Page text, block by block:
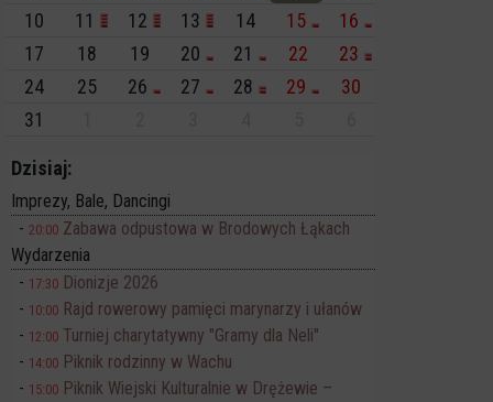
10
11 12 13 14 15
16
17
18 19 20 21 22
23
24
25 26 27 28 29
30
31
Dzisiaj:
Imprezy, Bale, Dancingi
20:00 Zabawa odpustowa w Brodowych Łąkach
Wydarzenia
17:30 Dionizje 2026
10:00 Rajd rowerowy pamięci marynarzy i ułanów
12:00 Turniej charytatywny "Gramy dla Neli"
14:00 Piknik rodzinny w Wachu
15:00 Piknik Wiejski Kulturalnie w Drężewie –